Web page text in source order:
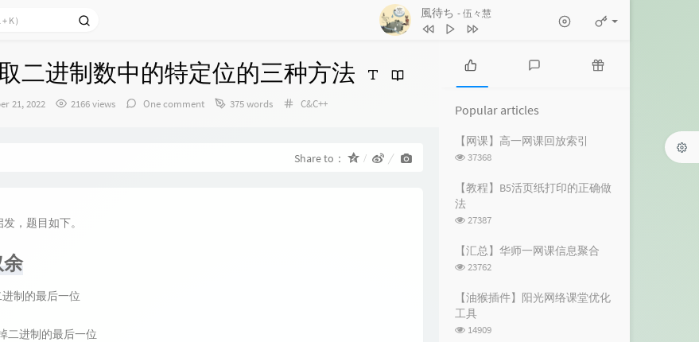
風待ち - 伍々慧
1
きっとまたいつか（album version）
3
ヨスガノソラ メインテーマ -遠い空
snow～
6 日陰と帽子と風鈴と
Foxtail-Grass Studio
いつも何度でも (千と千尋の神隠し)
NEXT TO YOU
いつも何度でも(千と千尋の神隠し
取二进制数中的特定位的三种方法
21, 2022 2166 views One comment 375 words Categories：
C&C++
Share to：
，题目如下。
制的最后一位
二进制的最后一位
P
p
u
r
a
r
i
c
e
s
t
e
s
c
o
e
s
a
r
c
s
Popular articles
【网课】高一网课回放索引
浏
次
数:
37368
【教程】B5活页纸打印的正确做
法
浏
次
数:
27387
【汇总】华师一网课信息聚合
浏
次
数:
23762
【油猴插件】阳光网络课堂优化
工具
浏
14909